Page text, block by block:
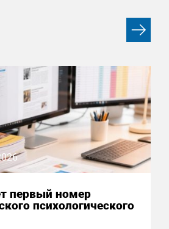
первый номер
психологического